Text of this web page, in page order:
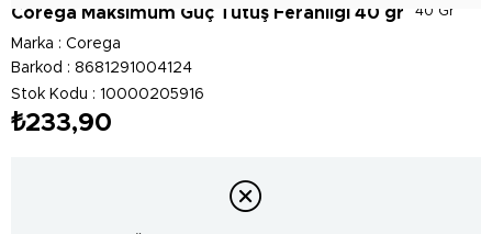
40 Gr
Corega Maksimum Güç Tutuş Ferahlığı 40 gr
Marka : Corega
Barkod : 8681291004124
Stok Kodu
10000205916
₺233,90